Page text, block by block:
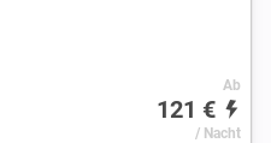
Ab
121 €
/ Nacht